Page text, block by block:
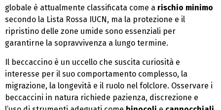
globale è attualmente classificata come a rischio minimo
secondo la Lista Rossa IUCN, ma la protezione e il
ripristino delle zone umide sono essenziali per
garantirne la sopravvivenza a lungo termine.
Il beccaccino è un uccello che suscita curiosità e
interesse per il suo comportamento complesso, la
migrazione, la longevità e il ruolo nel folclore. Osservare i
beccaccini in natura richiede pazienza, discrezione e